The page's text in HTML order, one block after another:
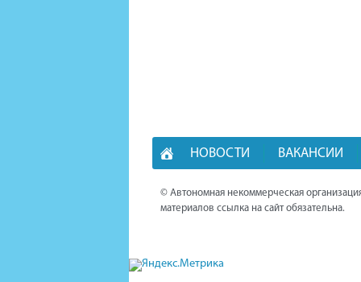
НОВОСТИ ВАКАНСИИ
© Автономная некоммерческая
материалов ссылка на сайт обязательна.